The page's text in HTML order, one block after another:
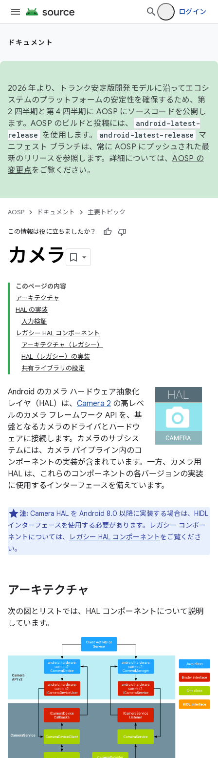
ログイン
ドキュメント
2026 年より、トランク安定版開発モデルに沿ってエコシ
ステムのプラットフォームの安定性を確保するため、第
2 四半期と第 4 四半期に AOSP にソースコードを公開し
ます。AOSP のビルドと投稿には、
android-latest-
release
を使用します。 android-latest-release
マ
ニフェスト ブランチは、常に AOSP にプッシュされた最
新のリリースを参照します。詳細については、AOSP の
変更点をご覧ください。
AOSP ドキュメント 主要トピック
この情報は役に立ちましたか？
カメラ
このページの内容
アーキテクチャ
HAL の実装
入力検証
レガシー HAL コンポーネント
アーキテクチャ（レガシー）
HAL（レガシー）の実装
共有ライブラリの設定
Android のカメラ ハードウェア抽象化
レイヤ（HAL）は、 Camera 2 の高レベ
ルのカメラ フレームワーク API を、基
盤となるカメラのドライバとハードウ
ェアに接続します。カメラのサブシス
テムには、カメラ パイプライン内のコ
ンポーネントの実装が含まれています。一方、カメラ用
HAL は、これらのコンポーネントの各バージョンの実装
に使用するインターフェースを備えています。
注: Camera HAL を Android 8.0 以降に実装する場合は、HIDL
インターフェースを使用する必要があります。レガシー コンポー
ネントについては、
レガシー HAL コンポーネントをご覧くださ
い。
アーキテクチャ
次の図とリストでは、HAL コンポーネントについて説明
しています。